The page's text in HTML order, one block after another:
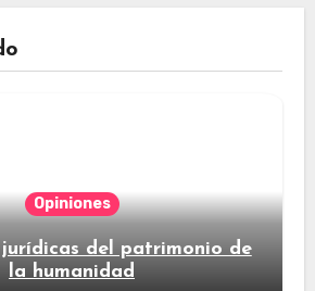
Opiniones
del patrimonio de
la humanidad